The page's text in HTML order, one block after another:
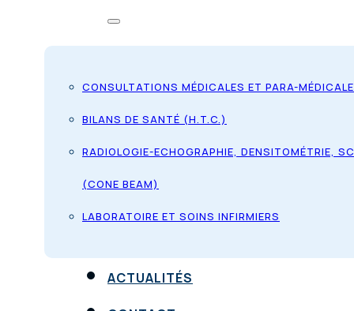
CONSULTATIONS MÉDICALES ET PARA-
BILANS DE SANTÉ (H.T.C.)
RADIOLOGIE-ECHOGRAPHIE, DENSITOMÉTRIE,
(CONE BEAM)
LABORATOIRE ET SOINS INFIRMIERS
ACTUALITÉS